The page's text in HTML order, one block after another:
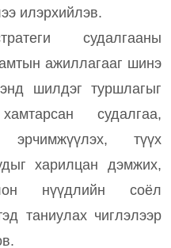
илэрхийлэв.
судалгааны
ажиллагааг шинэ
шилдэг туршлагыг
судалгаа,
түүх
харилцан дэмжих,
нүүдлийн соёл
таниулах чиглэлээр